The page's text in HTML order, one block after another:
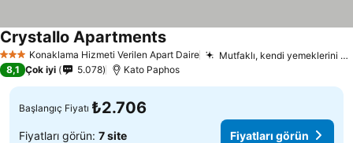
3 YıldızKonaklama Hizmeti Verilen Apart Daire Mutfaklı, kendi yemeklerini hazırlayabileceğin konaklama
Crystallo ApartmentsFiyatları görün
8,1 Çok iyi 5.078 Kato Paphos
Başlangıç Fiyatı ₺2.706
Fiyatları görün: 7 site Fiyatları görün